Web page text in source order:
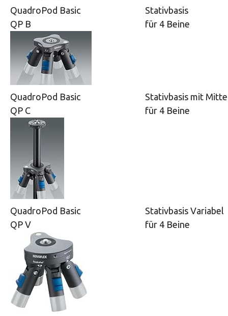
QuadroPod Basic
QP B
Stativbasis
für 4 Beine
QuadroPod Basic
QP C
Stativbasis mit
für 4 Beine
QuadroPod Basic
QP V
Stativbasis Variabel
für 4 Beine